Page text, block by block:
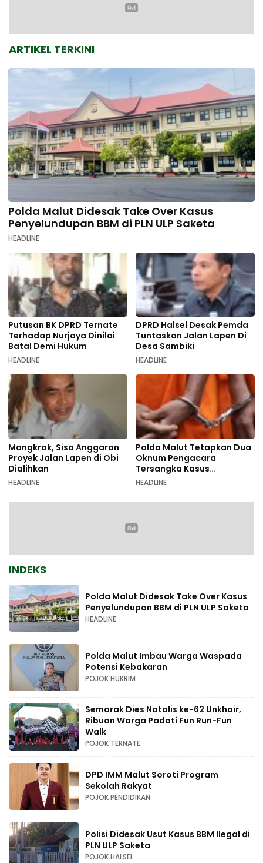
ARTIKEL TERKINI
Polda Malut Didesak Take Over Kasus
Penyelundupan BBM di PLN ULP Saketa
HEADLINE
Putusan BK DPRD Ternate
Terhadap Nurjaya Dinilai
Batal Demi Hukum
HEADLINE
DPRD Halsel Desak Pemda
Tuntaskan Jalan Lapen Di
Desa Sambiki
HEADLINE
Mangkrak, Sisa Anggaran
Proyek Jalan Lapen di Obi
Dialihkan
HEADLINE
Polda Malut Tetapkan Dua
Oknum Pengacara
Tersangka Kasus
Pemalsuan Dokumen
HEADLINE
INDEKS
Polda Malut Didesak Take Over Kasus
Penyelundupan BBM di PLN ULP Saketa
HEADLINE
Polda Malut Imbau Warga Waspada
Potensi Kebakaran
POJOK HUKRIM
Semarak Dies Natalis ke-62 Unkhair,
Ribuan Warga Padati Fun Run-Fun
Walk
POJOK TERNATE
DPD IMM Malut Soroti Program
Sekolah Rakyat
POJOK PENDIDIKAN
Polisi Didesak Usut Kasus BBM Ilegal di
PLN ULP Saketa
POJOK HALSEL